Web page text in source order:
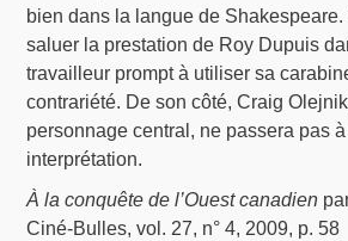
bien dans la langue de Shakespeare.
saluer la prestation de Roy Dupuis
travailleur prompt à utiliser sa
contrariété. De son côté, Craig
personnage central, ne passera pas
interprétation.
À la conquête de l’Ouest canadien
Ciné-Bulles, vol. 27, n° 4, 2009, p. 58